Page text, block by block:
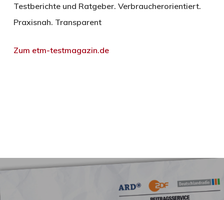
Testberichte und Ratgeber. Verbraucherorientiert.
Praxisnah. Transparent
Zum etm-testmagazin.de